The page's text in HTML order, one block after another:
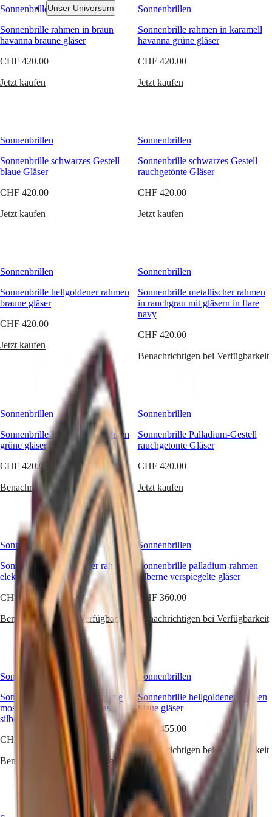
Unser Universum
Uhren
Master
MASTER
COLLECTION
MOONPHASE
CLASSIC
CONQUEST
CHRONOGRAPH
HYDROCONQUEST
HYDROCONQUEST
Spirit
LONGINES
SPIRIT
LONGINES
SPIRIT
ZULU
TIME
LONGINES
SPIRIT
FLYBACK
LONGINES
SPIRIT
CHRONOGRAPH
LONGINES
SPIRIT
PILOT
LONGINES
SPIRIT
PILOT
FLYBACK
Elegance
MINI
DOLCEVITA
LONGINES
DOLCEVITA
LONGINES
PRIMALUNA
FLAGSHIP
CLASSIC
EVIDENZA
RECORD
ELEGANT
COLLECTION
GRANDE
CLASSIQUE
LONGINES
Afrika
South
Canada
(Fr)
México
United
States
Pazifik
대
민
국
Hong
Kong
SAR
(En)
行
區
(Zh)
India
日
本
特
别
行
政
Malaysia
Singapore
台
湾
地
Österreich
Deutschland
die
nach
strengsten
Qualitätskriterien
und
bis
kleinste
Die
neue
Kollektion
fängt
Ästhetik
und
Know-
mit
leistungsorientierten
und
eleganten
Produkten,
im
Zeitmessern
Sonnenbrillen
Sonnenbrille rahmen in braun
havanna braune gläser
CHF 420.00
Jetzt kaufen
Sonnenbrillen
Sonnenbrille rahmen in karamell
havanna grüne gläser
CHF 420.00
Jetzt kaufen
Sonnenbrillen
Sonnenbrille schwarzes Gestell
blaue Gläser
CHF 420.00
Jetzt kaufen
Sonnenbrillen
Sonnenbrille schwarzes Gestell
rauchgetönte Gläser
CHF 420.00
Jetzt kaufen
Sonnenbrillen
Sonnenbrille hellgoldener rahmen
braune gläser
CHF 420.00
Jetzt kaufen
Sonnenbrillen
Sonnenbrille metallischer rahmen
in rauchgrau mit gläsern in flare
navy
CHF 420.00
Benachrichtigen bei Verfügbarkeit
Sonnenbrillen
Sonnenbrille hellgoldener rahmen
grüne gläser
CHF 420.00
Benachrichtigen bei Verfügbarkeit
Sonnenbrillen
Sonnenbrille Palladium-Gestell
rauchgetönte Gläser
CHF 420.00
Jetzt kaufen
Sonnenbrillen
Sonnenbrille hellgoldener rahmen
elektrikblaue gläser
CHF 360.00
Benachrichtigen bei Verfügbarkeit
Sonnenbrillen
Sonnenbrille palladium-rahmen
silberne verspiegelte gläser
CHF 360.00
Benachrichtigen bei Verfügbarkeit
Sonnenbrillen
Sonnenbrille metallischer rahmen
moschusgrüne gläser mit flash-
silber
CHF 360.00
Benachrichtigen bei Verfügbarkeit
Sonnenbrillen
Sonnenbrille hellgoldener rahmen
blaue gläser
CHF 455.00
Benachrichtigen bei Verfügbarkeit